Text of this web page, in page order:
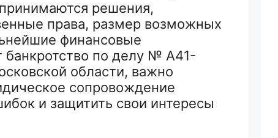
решения,
права, размер возможных
финансовые
банкротство по делу № А41-
области, важно
сопровождение
и защитить свои интересы